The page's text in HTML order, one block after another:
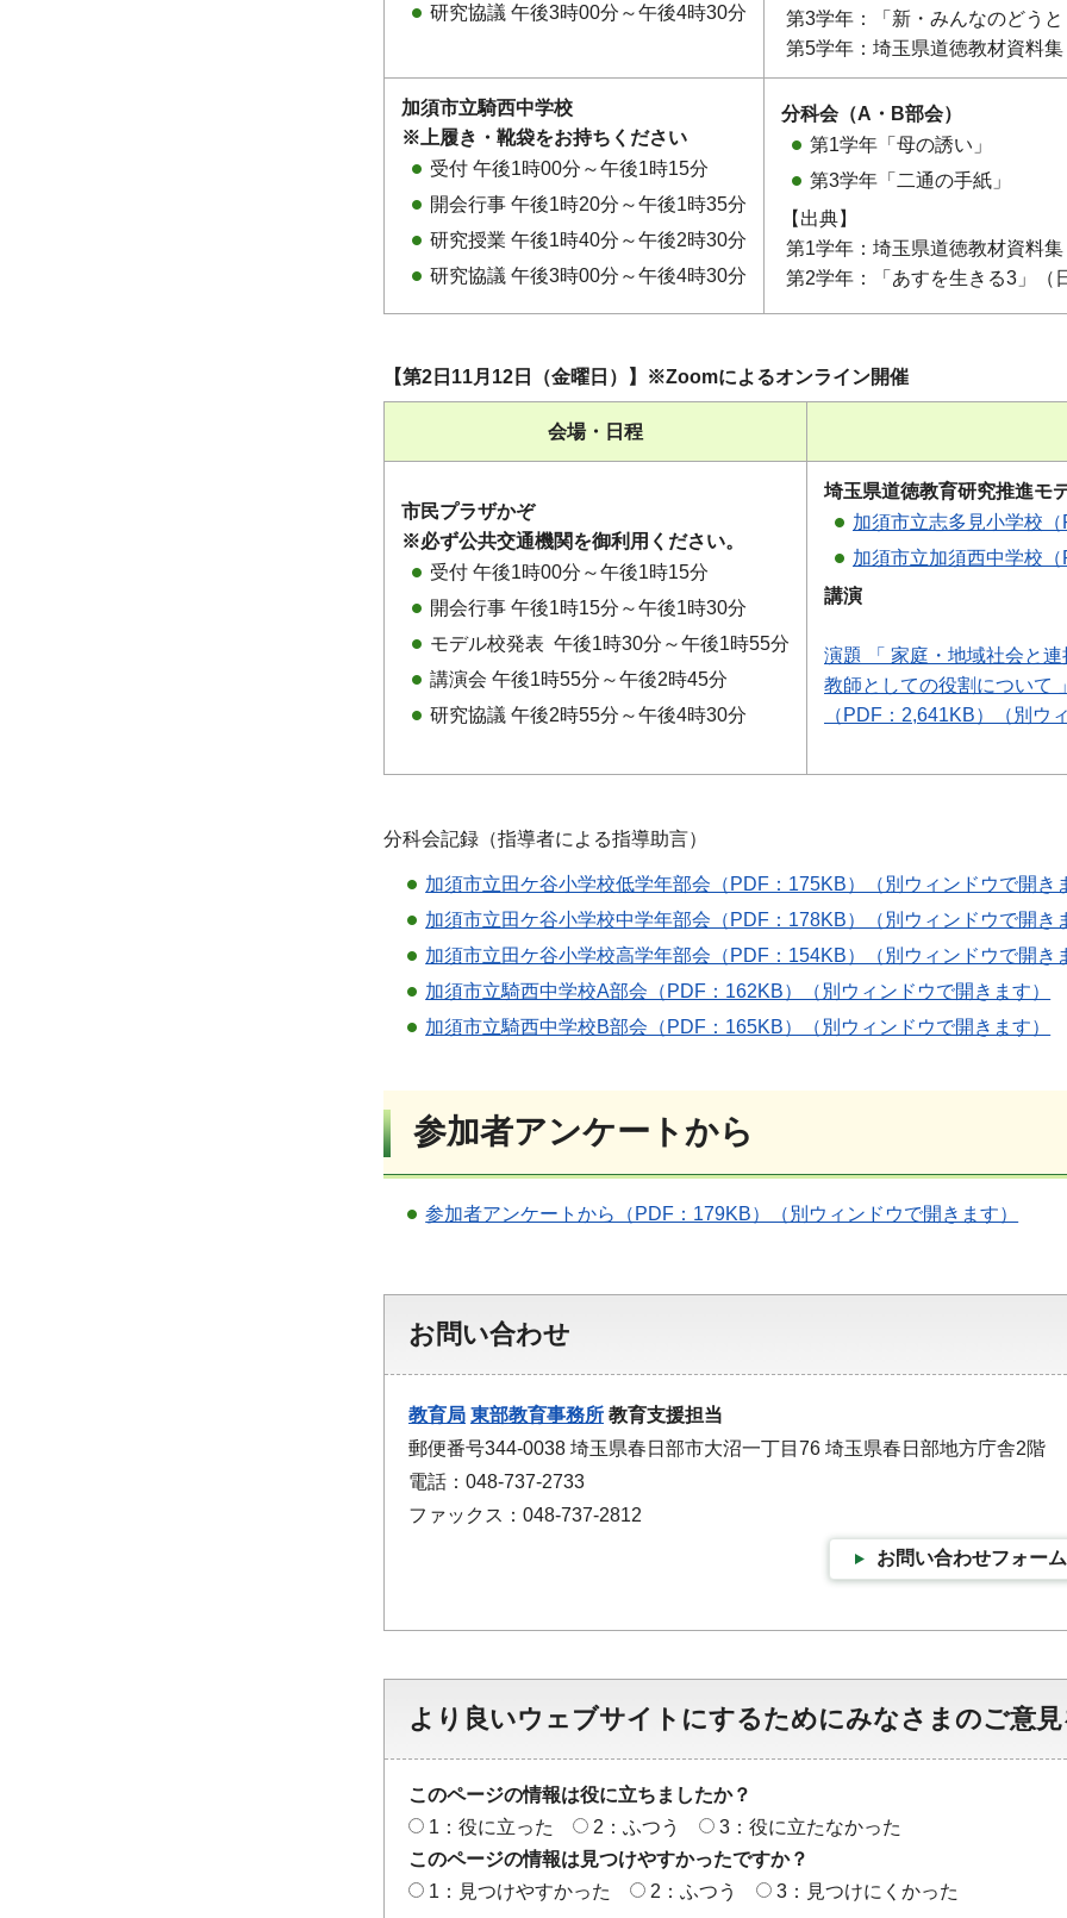
研究協議 午後3時00分～午後4時30分
第3学年：「新・みんなのどう
第5学年：埼玉県道徳教材資料
加須市立騎西中学校
※上履き・靴袋をお持ちください
受付 午後1時00分～午後1時15分
開会行事 午後1時20分～午後1時35分
研究授業 午後1時40分～午後2時30分
研究協議 午後3時00分～午後4時30分
分科会（A・B部会）
第1学年「母の誘い」
第3学年「二通の手紙」
【出典】
第1学年：埼玉県道徳教材資料
第2学年：「あすを生きる3」（
【第2日11月12日（金曜日）】※Zoomによるオンライン開催
会場・日程
市民プラザかぞ
※必ず公共交通機関を御利用ください。
受付 午後1時00分～午後1時15分
開会行事 午後1時15分～午後1時30分
モデル校発表 午後1時30分～午後1時55分
講演会 午後1時55分～午後2時45分
研究協議 午後2時55分～午後4時30分
埼玉県道徳教育研究推進モ
加須市立志多見小学校
加須市立加須西中学校
講演
演題 「 家庭・地域社会と
教師としての役割について
（PDF：2,641KB）（別ウ
分科会記録（指導者による指導助言）
加須市立田ケ谷小学校低学年部会（PDF：175KB）（別ウィンドウで開き
加須市立田ケ谷小学校中学年部会（PDF：178KB）（別ウィンドウで開き
加須市立田ケ谷小学校高学年部会（PDF：154KB）（別ウィンドウで開き
加須市立騎西中学校A部会（PDF：162KB）（別ウィンドウで開きます）
加須市立騎西中学校B部会（PDF：165KB）（別ウィンドウで開きます）
参加者アンケートから
参加者アンケートから（PDF：179KB）（別ウィンドウで開きます）
お問い合わせ
教育局 東部教育事務所 教育支援担当
郵便番号344-0038 埼玉県春日部市大沼一丁目76 埼玉県春日部地方庁舎2階
電話：048-737-2733
ファックス：048-737-2812
お問い合わせフォーム
より良いウェブサイトにするためにみなさまのご意
このページの情報は役に立ちましたか？
1：役に立った
2：ふつう
3：役に立たなかった
このページの情報は見つけやすかったですか？
1：見つけやすかった
2：ふつう 3：見つけにくかった